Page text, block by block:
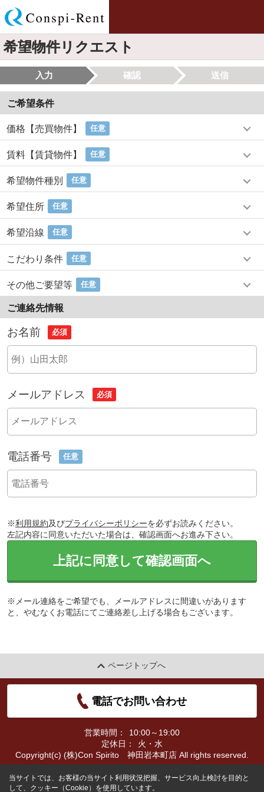
希望物件リクエスト
入力 確認 送信
ご希望条件
価格【売買物件】 任意
賃料【賃貸物件】 任意
希望物件種別 任意
希望住所 任意
希望沿線 任意
こだわり条件 任意
その他ご要望等 任意
ご連絡先情報
お名前 必須
メールアドレス 必須
電話番号 任意
※利用規約及びプライバシーポリシーを必ずお読みください。
左記内容に同意いただいた場合は、確認画面へお進み下さい。
上記に同意して確認画面へ
※メール連絡をご希望でも、メールアドレスに間違いがあります
と、やむなくお電話にてご連絡差し上げる場合もございます。
ページトップへ
電話でお問い合わせ
営業時間：
10:00～19:00
定休日：
火・水
Copyright(c) (株)Con Spirito 神田岩本町店 All rights reserved.
当サイトでは、お客様の当サイト利用状況把握、サービス向上検討を目的と
して、クッキー（Cookie）を使用しています。